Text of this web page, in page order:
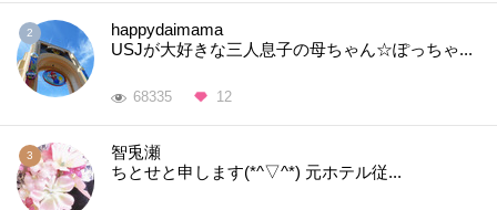
happydaimama
USJが大好きな三人息子の母ちゃん☆ぽっちゃ...
68335 12
智兎瀬
ちとせと申します(*^▽^*) 元ホテル従...